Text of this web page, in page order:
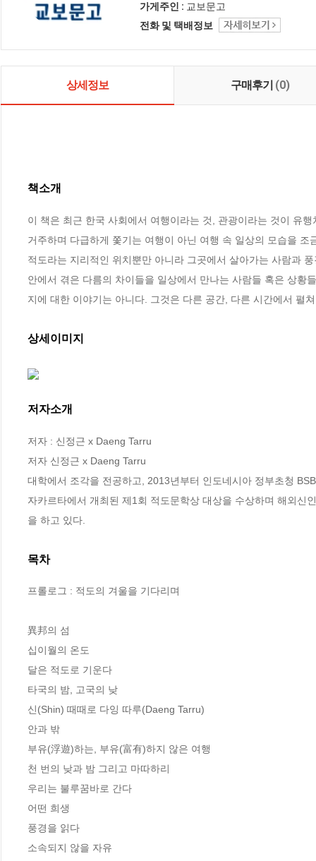
가게주인 : 교보문고
전화 및 택배정보
상세정보 구매후기 (0)
책소개
이 책은 최근 한국 사회에서 여행이라는 것, 관광이라는 것이 유
거주하며 다급하게 쫓기는 여행이 아닌 여행 속 일상의 모습을
적도라는 지리적인 위치뿐만 아니라 그곳에서 살아가는 사람과
안에서 겪은 다름의 차이들을 일상에서 만나는 사람들 혹은 상황
지에 대한 이야기는 아니다. 그것은 다른 공간, 다른 시간에서 펼
상세이미지
저자소개
저자 : 신정근 x Daeng Tarru
저자 신정근 x Daeng Tarru
대학에서 조각을 전공하고, 2013년부터 인도네시아 정부초청
자카르타에서 개최된 제1회 적도문학상 대상을 수상하며 해외신
을 하고 있다.
목차
프롤로그 : 적도의 겨울을 기다리며
異邦의 섬
십이월의 온도
달은 적도로 기운다
타국의 밤, 고국의 낮
신(Shin) 때때로 다잉 따루(Daeng Tarru)
안과 밖
부유(浮遊)하는, 부유(富有)하지 않은 여행
천 번의 낮과 밤 그리고 마따하리
우리는 불루꿈바로 간다
어떤 희생
풍경을 읽다
소속되지 않을 자유